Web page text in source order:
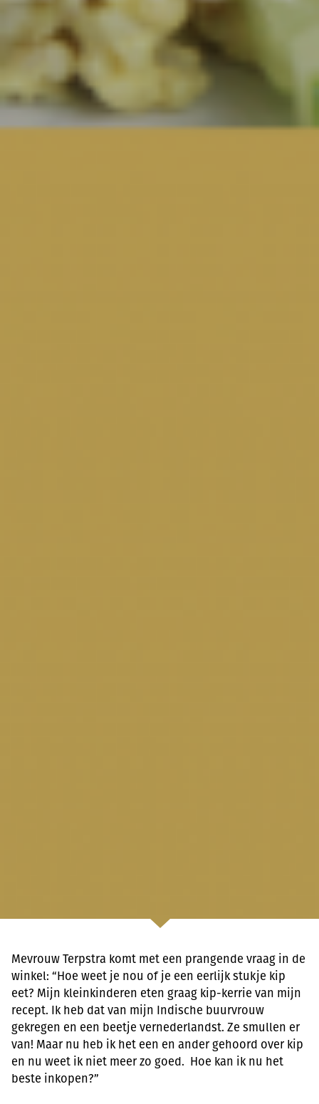
Mevrouw Terpstra komt met een prangende vraag in de
winkel: “Hoe weet je nou of je een eerlijk stukje kip
eet? Mijn kleinkinderen eten graag kip-kerrie van mijn
recept. Ik heb dat van mijn Indische buurvrouw
gekregen en een beetje vernederlandst. Ze smullen er
van! Maar nu heb ik het een en ander gehoord over kip
en nu weet ik niet meer zo goed. Hoe kan ik nu het
beste inkopen?”